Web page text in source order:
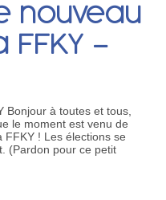
nouveau
–
Bonjour à toutes et tous,
le moment est venu de
! Les élections se
(Pardon pour ce petit